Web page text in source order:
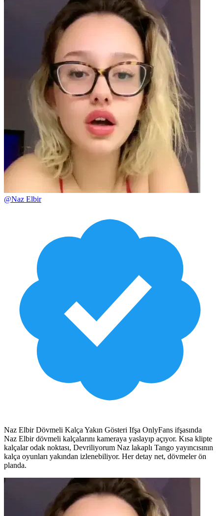
@Naz Elbir
Naz Elbir Dövmeli Kalça Yakın Gösteri Ifşa OnlyFans ifşasında
Naz Elbir dövmeli kalçalarını kameraya yaslayıp açıyor. Kısa klipte
kalçalar odak noktası, Devriliyorum Naz lakaplı Tango yayıncısının
kalça oyunları yakından izlenebiliyor. Her detay net, dövmeler ön
planda.